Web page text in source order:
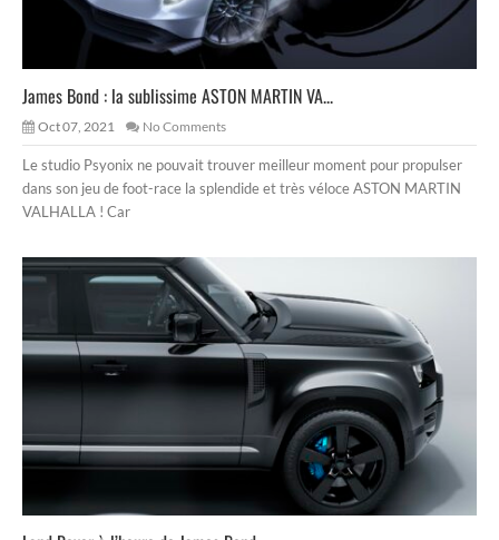
James Bond : la sublissime ASTON MARTIN VA...
Oct 07, 2021 No Comments
Le studio Psyonix ne pouvait trouver meilleur moment pour propulser
dans son jeu de foot-race la splendide et très véloce ASTON MARTIN
VALHALLA ! Car